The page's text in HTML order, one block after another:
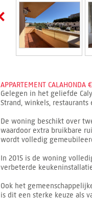
APPARTEMENT
Gelegen in het geliefde
Strand, winkels,
De woning beschikt over
waardoor extra bruikbare
wordt volledig
In 2015 is de woning
verbeterde
Ook het
is dit een sterke keuze als